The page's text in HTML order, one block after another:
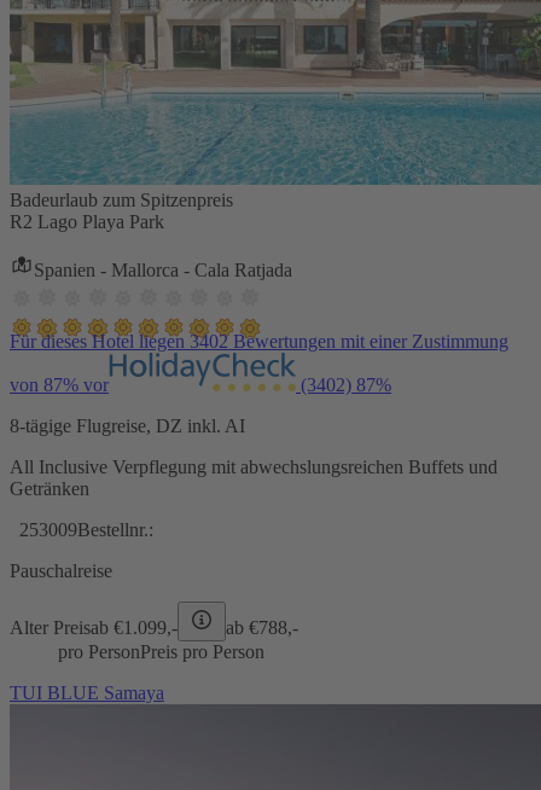
Badeurlaub zum Spitzenpreis
R2 Lago Playa Park
Spanien - Mallorca - Cala Ratjada
Für dieses Hotel liegen 3402 Bewertungen mit einer Zustimmung
von 87% vor (3402) 87%
8-tägige Flugreise, DZ inkl. AI
All Inclusive Verpflegung mit abwechslungsreichen Buffets und
Getränken
253009Bestellnr.:
Pauschalreise
Alter Preisab €1.099,- ab €788,-
pro PersonPreis pro Person
TUI BLUE Samaya